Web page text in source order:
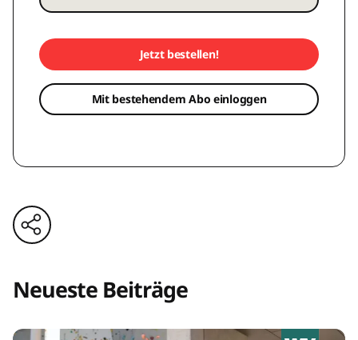
Jetzt bestellen!
Mit bestehendem Abo einloggen
Neueste Beiträge